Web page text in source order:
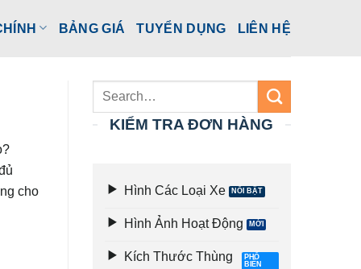
BẢNG GIÁ TUYỂN DỤNG LIÊN HỆ
cho
KIỂM TRA ĐƠN HÀNG
Hình Các Loại Xe
Hình Ảnh Hoạt Động
Kích Thước Thùng